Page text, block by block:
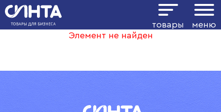
товары
меню
Элемент не найден